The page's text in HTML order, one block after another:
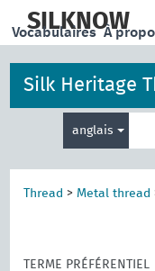
main
SILKNOW
Vocabulaires À
Silk Heritage
anglais
de
Thread > Metal thread
TERME PRÉFÉRENTIEL